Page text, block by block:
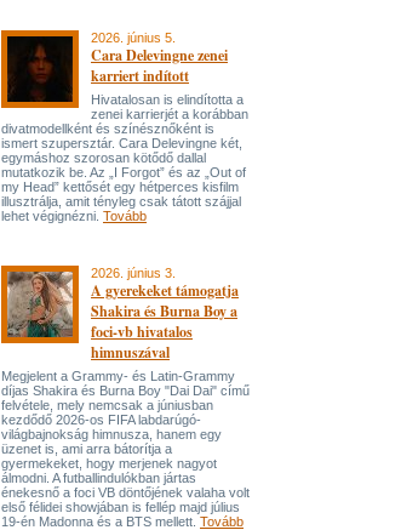
2026. június 5.
Cara Delevingne zenei
karriert indított
Hivatalosan is elindította a
zenei karrierjét a korábban
divatmodellként és színésznőként is
ismert szupersztár. Cara Delevingne két,
egymáshoz szorosan kötődő dallal
mutatkozik be. Az „I Forgot” és az „Out of
my Head” kettősét egy hétperces kisfilm
illusztrálja, amit tényleg csak tátott szájjal
lehet végignézni. Tovább
2026. június 3.
A gyerekeket támogatja
Shakira és Burna Boy a
foci-vb hivatalos
himnuszával
Megjelent a Grammy- és Latin-Grammy
díjas Shakira és Burna Boy "Dai Dai" című
felvétele, mely nemcsak a júniusban
kezdődő 2026-os FIFA labdarúgó-
világbajnokság himnusza, hanem egy
üzenet is, ami arra bátorítja a
gyermekeket, hogy merjenek nagyot
álmodni. A futballindulókban jártas
énekesnő a foci VB döntőjének valaha volt
első félidei showjában is fellép majd július
19-én Madonna és a BTS mellett. Tovább